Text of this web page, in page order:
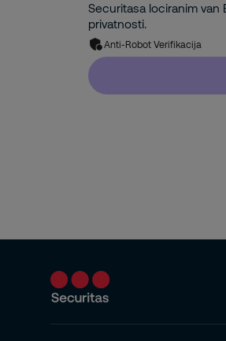
Securitasa lociranim van
privatnosti.
Anti-Robot Verifikacija